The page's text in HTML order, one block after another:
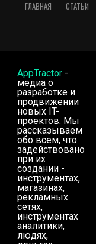
ГЛАВНАЯ СТАТЬИ
AppTractor-
медиа о
разработке и
продвижении
новых IT-
проектов. Мы
рассказываем
обо всем, что
задействовано
при их
создании -
инструментах,
магазинах,
рекламных
сетях,
инструментах
аналитики,
людях,